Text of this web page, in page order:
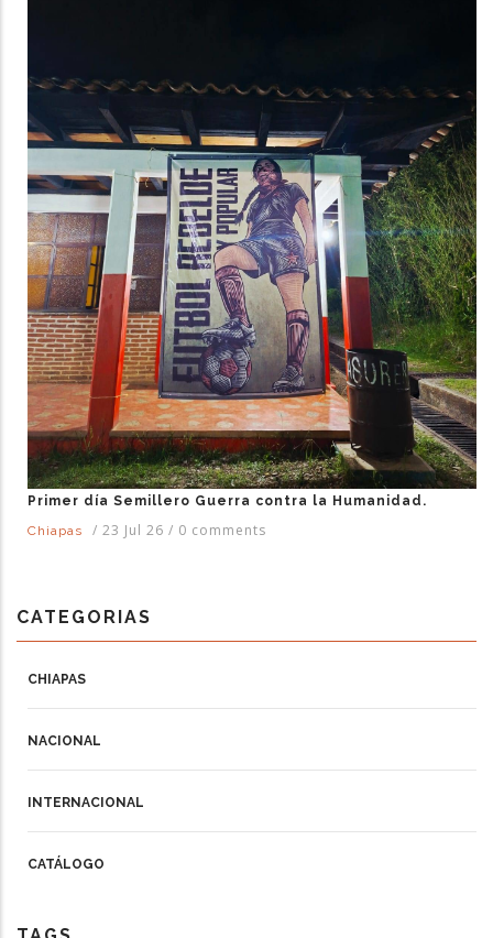
Primer día Semillero Guerra contra la Humanidad.
Chiapas
/ 23 Jul 26 / 0 comments
CATEGORIAS
CHIAPAS
NACIONAL
INTERNACIONAL
CATÁLOGO